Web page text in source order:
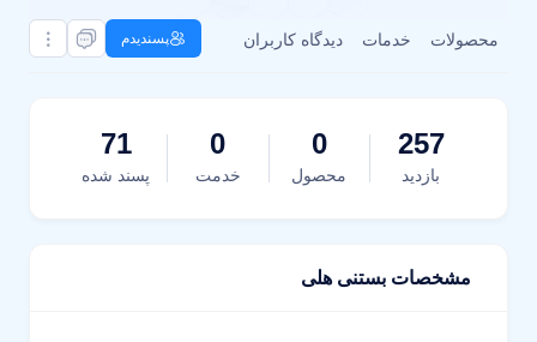
محصولات خدمات دیدگاه کاربران پسندیدم
257
بازدید
0
محصول
0
خدمت
71
پسند شده
مشخصات بستنی هلی